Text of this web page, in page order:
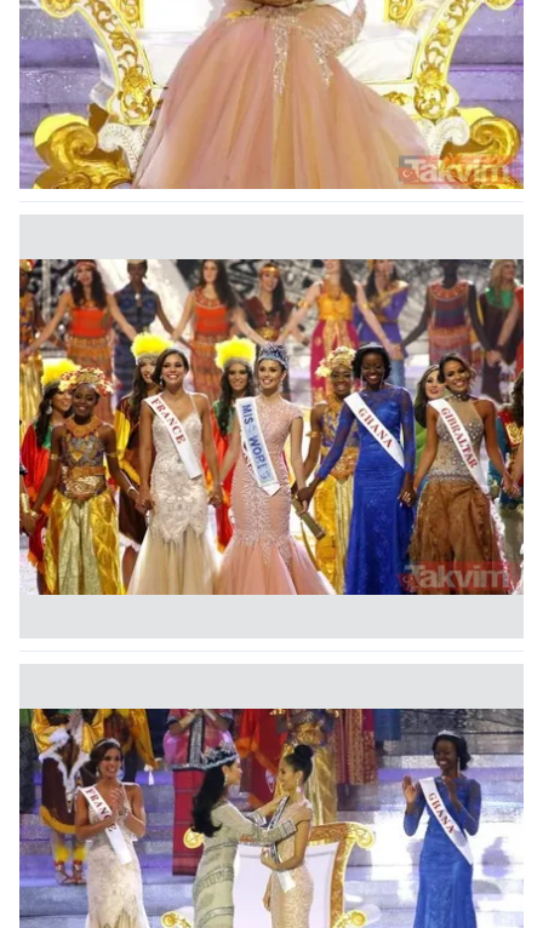
Sitemizde kendimize ve üçüncü kişilere ait çerezler
kullanılmaktadır. Bu çerezler vasıtasıyla çeşitli kişisel
verileriniz işlenmekte olup gerekli olan çerezler bilgi
toplumu hizmetlerinin sunulması amacıyla
kullanılmaktadır. Diğer çerezler, sitemizin daha işlevsel
kılınması ve kişiselleştirilmesi ve sizlere yönelik
reklam/pazarlama faaliyetlerinin yapılması, amaçlarıyla
sınırlı olarak açık rızanız dahilinde kullanılacaktır.
Çerezlere ilişkin tercihlerinizi aşağıda yer alan panel
vasıtasıyla belirleyebilirsiniz. Çerezlere ilişkin detaylı bilgi
için Ayarlar butonuna tıklayabilir,Çerez Bilgilendirme
Metnimiziziyaret edebilirsiniz.
6698 sayılı Kişisel Verilerin Korunması Kanunu uyarınca
hazırlanmış Aydınlatma Metnimizi okumak ve sitemizde
ilgili mevzuata uygun olarak kullanılan çerezlerle ilgili bilgi
almak için lütfentıklayınız.